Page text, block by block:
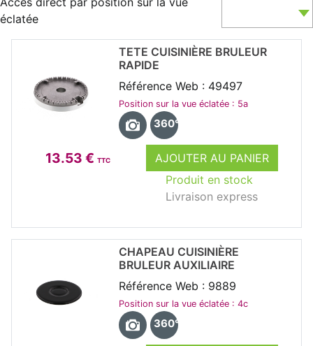
éclatée
13.53 € TTC
AJOUTER AU PANIER
Produit en stock
Livraison express
TETE CUISINIÈRE BRULEUR
RAPIDE
Référence Web : 49497
Position sur la vue éclatée : 5a
360°
CHAPEAU CUISINIÈRE
BRULEUR AUXILIAIRE
Référence Web : 9889
Position sur la vue éclatée : 4c
360°